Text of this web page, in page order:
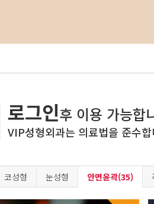
로그인후 이용 가능합
VIP성형외과는 의료법을 준수
코성형 눈성형 안면윤곽(35)